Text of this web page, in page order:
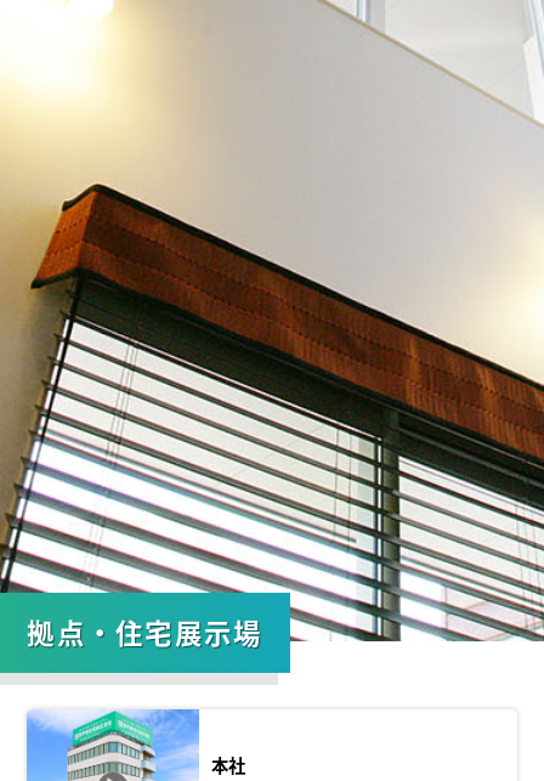
拠点・住宅展示場
本社